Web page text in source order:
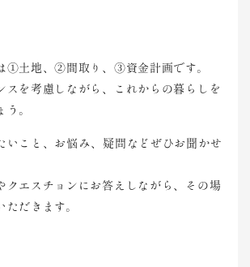
①土地、②間取り、③資金計画です。
スを考慮しながら、これからの暮らしを
う。
いこと、お悩み、疑問などぜひお聞かせ
クエスチョンにお答えしながら、その場
ただきます。